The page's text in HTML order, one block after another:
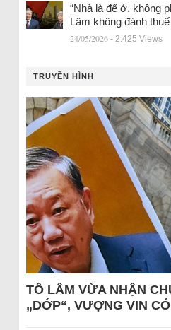
“Nhà là để ở, không
Lâm không đánh
24/05/2026 - 2.425 Views
TRUYỀN HÌNH
TÔ LÂM VỪA NHẬN
„DỚP“, VƯỢNG VIN